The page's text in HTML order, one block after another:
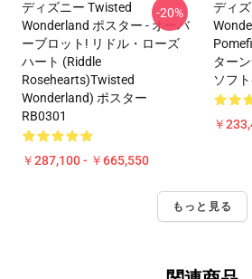
ディズニー Twisted
Wonderland ポスター - オーバ
ーブロット! リドル・ローズ
ハート (Riddle
Rosehearts)Twisted
Wonderland) ポスター
RB0301
￥287,100 - ￥665,550
-20%
ディ
ター
ソフ
￥
もっと見る